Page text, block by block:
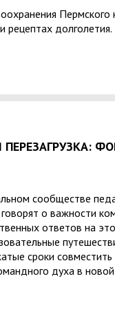
Пермского
рецептах долголетия.
сообществе
о важности
ответов на
сроки
духа в